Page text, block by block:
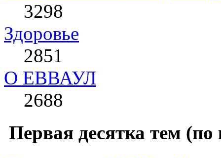
3298
Здоровье
2851
О ЕВВАУЛ
2688
Первая десятка тем (по